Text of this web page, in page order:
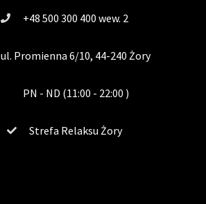
+48 500 300 400 wew. 2
ul. Promienna 6/10, 44-240 Żory
PN - ND (11:00 - 22:00 )
Strefa Relaksu Żory